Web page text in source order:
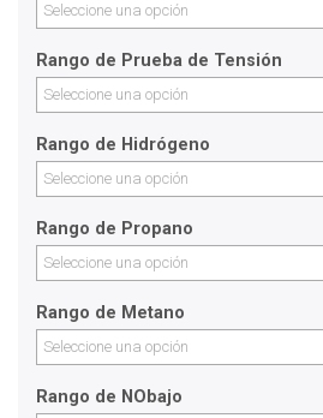
Seleccione una opción
Rango de Prueba de Tensión
Seleccione una opción
Rango de Hidrógeno
Seleccione una opción
Rango de Propano
Seleccione una opción
Rango de Metano
Seleccione una opción
Rango de NObajo